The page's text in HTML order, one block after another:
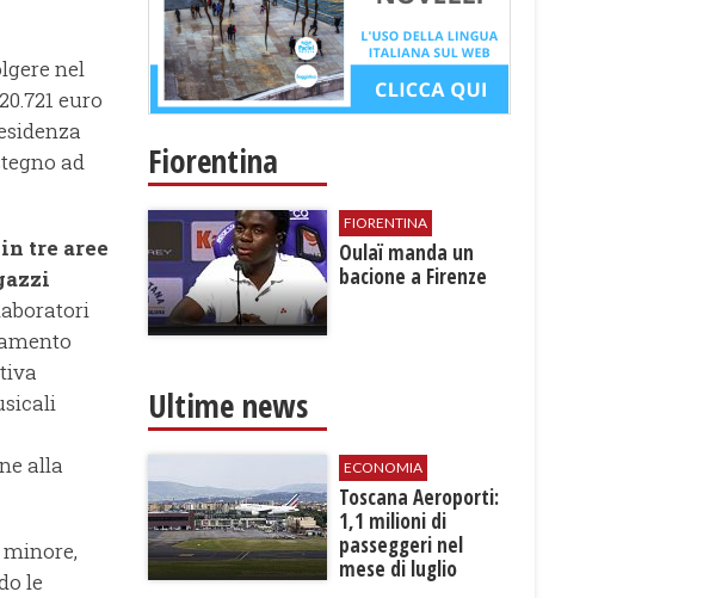
nel
euro
ad
tre aree
alla
le
Fiorentina
FIORENTINA
Oulaï manda un
bacione a Firenze
Ultime news
ECONOMIA
Toscana Aeroporti:
1,1 milioni di
passeggeri nel
mese di luglio